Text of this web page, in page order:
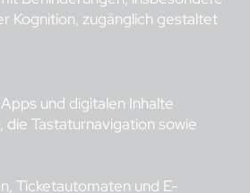
Kognition, zugänglich gestaltet
und digitalen Inhalte
Tastaturnavigation sowie
Ticketautomaten und E-